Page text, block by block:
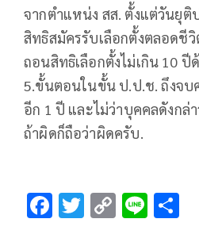
จากตำแหน่ง สส. ตั้งแต่วันยุ
สิทธิสมัครรับเลือกตั้งตลอดชี
ถอนสิทธิเลือกตั้งไม่เกิน 10
5.ขั้นตอนในขั้น ป.ป.ช. ถึงจบ
อีก 1 ปี และไม่ว่าบุคคลดังกล่
ถ้าผิดก็ถือว่าผิดครับ.
F T C Li